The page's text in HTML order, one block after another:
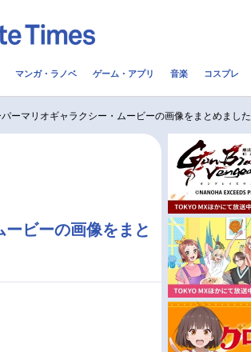
配信・Vtuber
今期アニメ曜日別一覧
春アニメ
US
マンガ・ラノベ ゲーム・アプリ 音楽 コスプレ
ーマリオギャラクシー・ムービーの画像をまとめました
ビーの画像をまと